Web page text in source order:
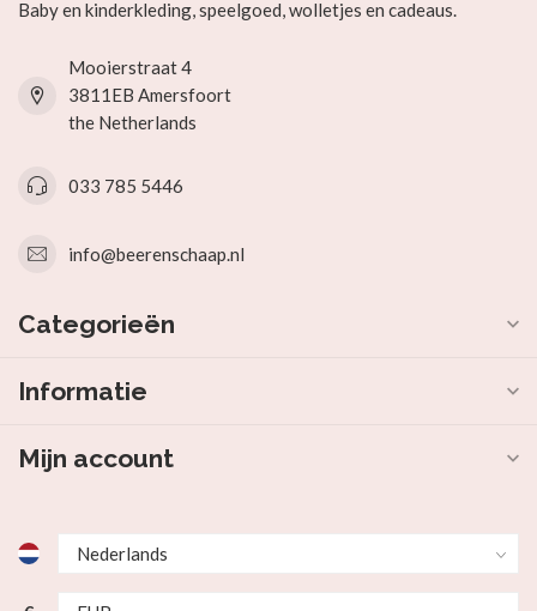
Baby en kinderkleding, speelgoed, wolletjes en cadeaus.
Mooierstraat 4
3811EB Amersfoort
the Netherlands
033 785 5446
info@beerenschaap.nl
Categorieën
Informatie
Mijn account